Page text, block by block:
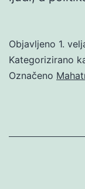
Objavljeno 1.
Kategorizirano
Označeno